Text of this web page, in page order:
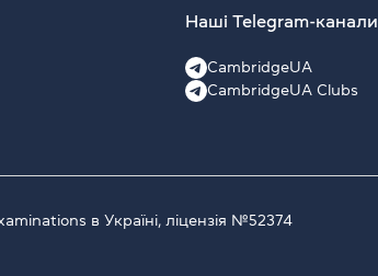
Наші Telegram-канали
CambridgeUA
CambridgeUA Clubs
в Україні, ліцензія №52374